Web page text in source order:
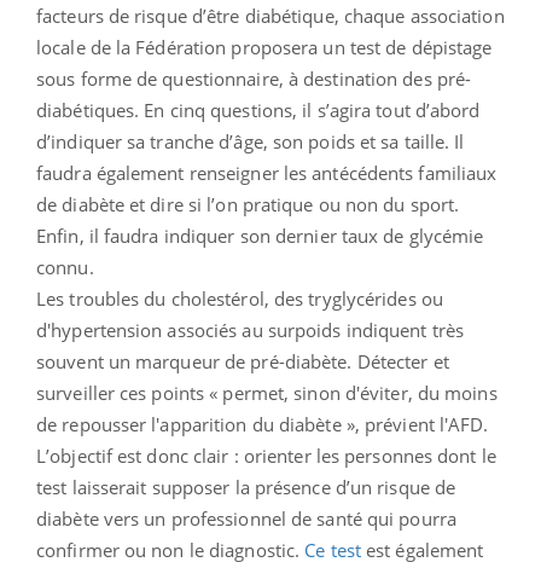
facteurs de risque d’être diabétique, chaque association
locale de la Fédération proposera un test de dépistage
sous forme de questionnaire, à destination des pré-
diabétiques. En cinq questions, il s’agira tout d’abord
d’indiquer sa tranche d’âge, son poids et sa taille. Il
faudra également renseigner les antécédents familiaux
de diabète et dire si l’on pratique ou non du sport.
Enfin, il faudra indiquer son dernier taux de glycémie
connu.
Les troubles du cholestérol, des tryglycérides ou
d'hypertension associés au surpoids indiquent très
souvent un marqueur de pré-diabète. Détecter et
surveiller ces points « permet, sinon d'éviter, du moins
de repousser l'apparition du diabète », prévient l'AFD.
L’objectif est donc clair : orienter les personnes dont le
test laisserait supposer la présence d’un risque de
diabète vers un professionnel de santé qui pourra
confirmer ou non le diagnostic. Ce testest également